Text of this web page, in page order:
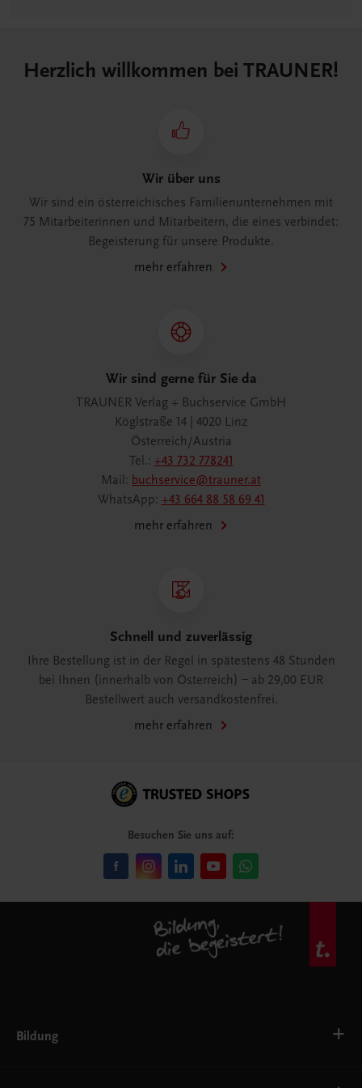
Herzlich willkommen bei TRAUNER!
Wir über uns
Wir sind ein österreichisches Familienunternehmen mit
75 Mitarbeiterinnen und Mitarbeitern, die eines verbindet:
Begeisterung für unsere Produkte.
mehr erfahren
Wir sind gerne für Sie da
TRAUNER Verlag + Buchservice GmbH
Köglstraße 14 | 4020 Linz
Österreich/Austria
Tel.: +43 732 778241
Mail: buchservice@trauner.at
WhatsApp: +43 664 88 58 69 41
mehr erfahren
Schnell und zuverlässig
Ihre Bestellung ist in der Regel in spätestens 48 Stunden
bei Ihnen (innerhalb von Österreich) – ab 29,00 EUR
Bestellwert auch versandkostenfrei.
mehr erfahren
Besuchen Sie uns auf:
Bildung